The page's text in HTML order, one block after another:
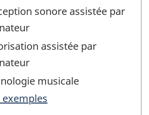
sonore assistée par
assistée par
musicale
exemples